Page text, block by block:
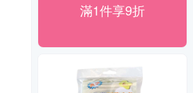
滿1件享9折